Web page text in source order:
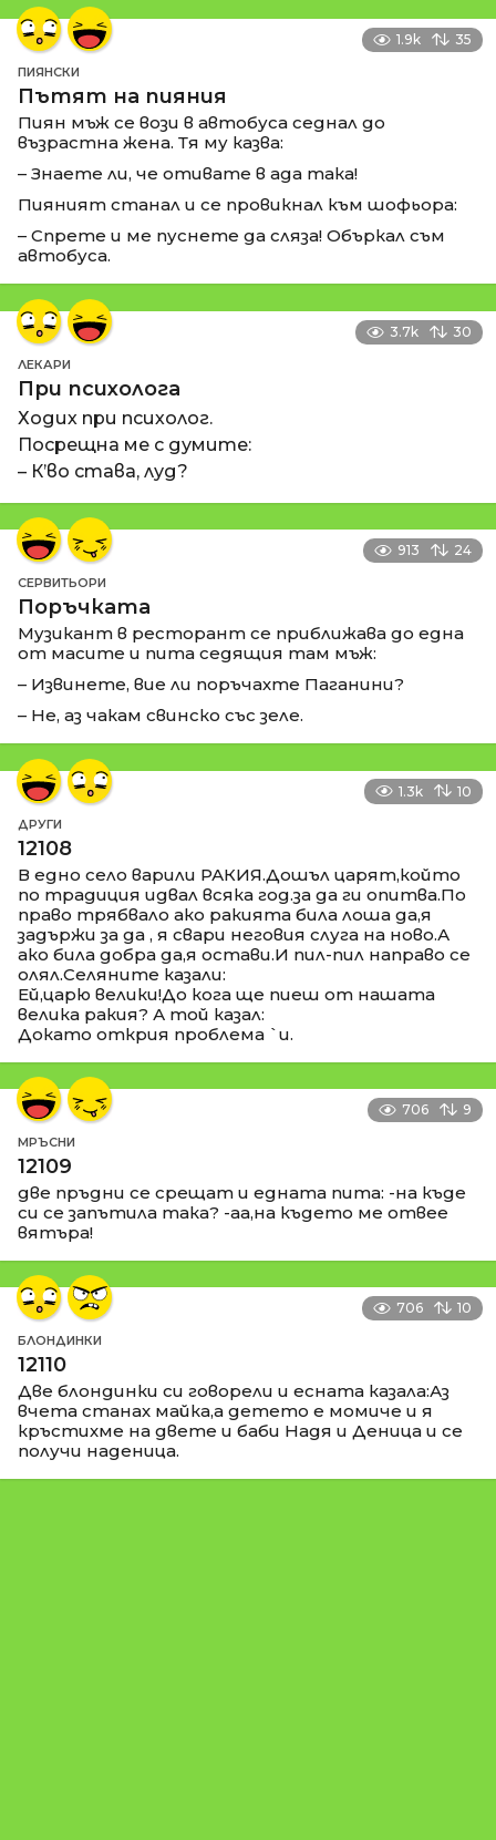
1.9k 35
ПИЯНСКИ
Пътят на пияния
Пиян мъж се вози в автобуса седнал до
възрастна жена. Тя му казва:
– Знаете ли, че отивате в ада така!
Пияният станал и се провикнал към шофьора:
– Спрете и ме пуснете да сляза! Объркал съм
автобуса.
3.7k 30
ЛЕКАРИ
При психолога
Ходих при психолог.
Посрещна ме с думите:
– К’во става, луд?
913 24
СЕРВИТЬОРИ
Поръчката
Музикант в ресторант се приближава до една
от масите и пита седящия там мъж:
– Извинете, вие ли поръчахте Паганини?
– Не, аз чакам свинско със зеле.
1.3k 10
ДРУГИ
12108
В едно село варили РАКИЯ.Дошъл царят,който
по традиция идвал всяка год.за да ги опитва.По
право трябвало ако ракията била лоша да,я
задържи за да , я свари неговия слуга на ново.А
ако била добра да,я остави.И пил-пил направо се
олял.Селяните казали:
Ей,царю велики!До кога ще пиеш от нашата
велика ракия? А той казал:
Докато открия проблема `и.
706 9
МРЪСНИ
12109
две пръдни се срещат и едната пита: -на къде
си се запътила така? -аа,на където ме отвее
вятъра!
706 10
БЛОНДИНКИ
12110
Две блондинки си говорели и есната казала:Аз
вчета станах майка,а детето е момиче и я
кръстихме на двете и баби Надя и Деница и се
получи наденица.